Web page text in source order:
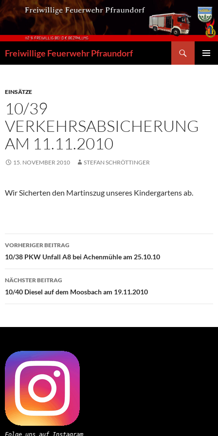
Zum
Inhalt
springen
Freiwillige Feuerwehr Pfraundorf
EINSÄTZE
10/39
VERKEHRSABSICHERUNG
AM 11.11.2010
15. NOVEMBER 2010 STEFAN SCHRÖTTINGER
Wir Sicherten den Martinszug unseres Kindergartens ab.
Beitragsnavigation
VORHERIGER BEITRAG
10/38 PKW Unfall A8 bei Achenmühle am 25.10.10
NÄCHSTER BEITRAG
10/40 Diesel auf dem Moosbach am 19.11.2010
Folge uns auf Instagram